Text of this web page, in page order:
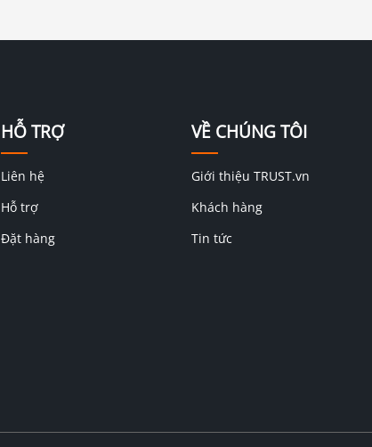
HỖ TRỢ
Liên hệ
Hỗ trợ
Đặt hàng
VỀ CHÚNG TÔI
Giới thiệu TRUST.vn
Khách hàng
Tin tức